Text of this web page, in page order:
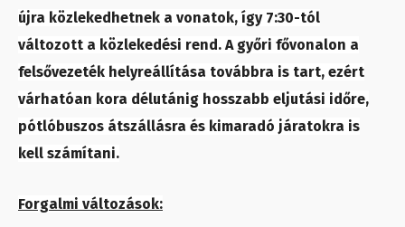
újra közlekedhetnek a vonatok, így 7:30-tól
változott a közlekedési rend. A győri fővonalon a
felsővezeték helyreállítása továbbra is tart, ezért
várhatóan kora délutánig hosszabb eljutási időre,
pótlóbuszos átszállásra és kimaradó járatokra is
kell számítani.
Forgalmi változások: